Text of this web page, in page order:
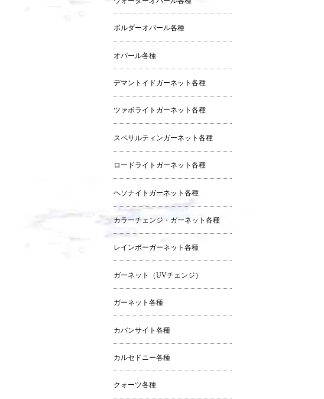
ボルダーオパール各種
オパール各種
デマントイドガーネット各種
ツァボライトガーネット各種
スペサルティンガーネット各種
ロードライトガーネット各種
ヘソナイトガーネット各種
カラーチェンジ・ガーネット各種
レインボーガーネット各種
ガーネット（UVチェンジ）
ガーネット各種
カバンサイト各種
カルセドニー各種
クォーツ各種